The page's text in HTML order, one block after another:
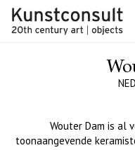
Wouter Dam is al
toonaangevende